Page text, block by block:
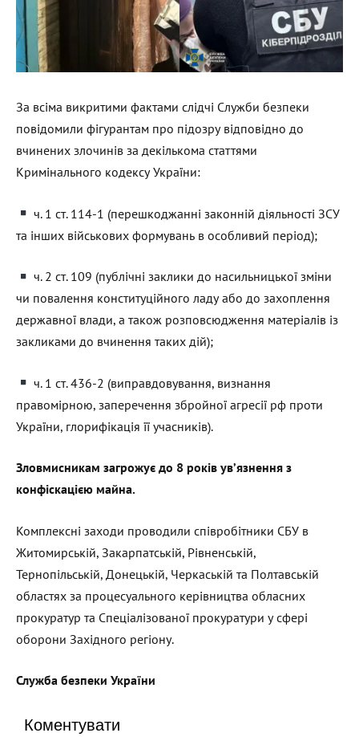
За всіма викритими фактами слідчі Служби безпеки
повідомили фігурантам про підозру відповідно до
вчинених злочинів за декількома статтями
Кримінального кодексу України:
ч. 1 ст. 114-1 (перешкоджанні законній діяльності ЗСУ
та інших військових формувань в особливий період);
ч. 2 ст. 109 (публічні заклики до насильницької зміни
чи повалення конституційного ладу або до захоплення
державної влади, а також розповсюдження матеріалів із
закликами до вчинення таких дій);
ч. 1 ст. 436-2 (виправдовування, визнання
правомірною, заперечення збройної агресії рф проти
України, глорифікація її учасників).
Зловмисникам загрожує до 8 років ув’язнення з
конфіскацією майна.
Комплексні заходи проводили співробітники СБУ в
Житомирській, Закарпатській, Рівненській,
Тернопільській, Донецькій, Черкаській та Полтавській
областях за процесуального керівництва обласних
прокуратур та Спеціалізованої прокуратури у сфері
оборони Західного регіону.
Служба безпеки України
Коментувати